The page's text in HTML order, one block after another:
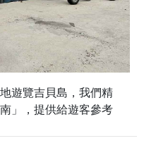
遊覽吉貝島，我們精
」，提供給遊客參考